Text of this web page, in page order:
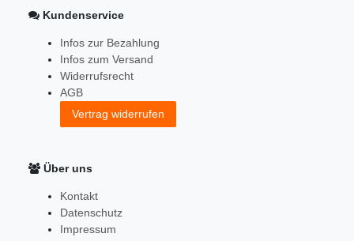
Kundenservice
Infos zur Bezahlung
Infos zum Versand
Widerrufsrecht
AGB
Vertrag widerrufen
Über uns
Kontakt
Datenschutz
Impressum